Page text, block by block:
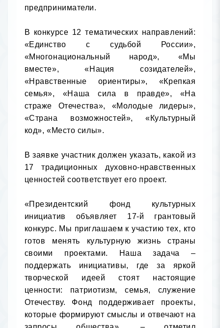
предприниматели.
В конкурсе 12 тематических направлений:
«Единство с судьбой России»,
«Многонациональный народ», «Мы
вместе», «Нация созидателей»,
«Нравственные ориентиры», «Крепкая
семья», «Наша сила в правде», «На
страже Отечества», «Молодые лидеры»,
«Страна возможностей», «Культурный
код», «Место силы».
В заявке участник должен указать, какой из
17 традиционных духовно-нравственных
ценностей соответствует его проект.
«Президентский фонд культурных
инициатив объявляет 17-й грантовый
конкурс. Мы приглашаем к участию тех, кто
готов менять культурную жизнь страны
своими проектами. Наша задача –
поддержать инициативы, где за яркой
творческой идеей стоят настоящие
ценности: патриотизм, семья, служение
Отечеству. Фонд поддерживает проекты,
которые формируют смыслы и отвечают на